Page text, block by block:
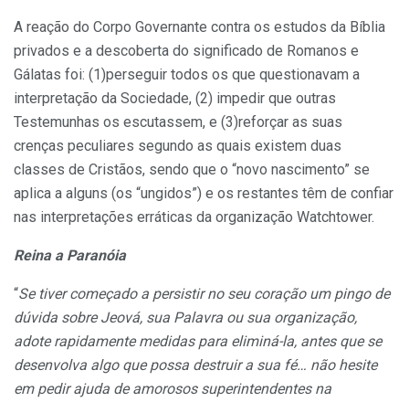
A reação do Corpo Governante contra os estudos da Bíblia
privados e a descoberta do significado de Romanos e
Gálatas foi: (1)perseguir todos os que questionavam a
interpretação da Sociedade, (2) impedir que outras
Testemunhas os escutassem, e (3)reforçar as suas
crenças peculiares segundo as quais existem duas
classes de Cristãos, sendo que o “novo nascimento” se
aplica a alguns (os “ungidos”) e os restantes têm de confiar
nas interpretações erráticas da organização Watchtower.
Reina a Paranóia
“Se tiver começado a persistir no seu coração um pingo de
dúvida sobre Jeová, sua Palavra ou sua organização,
adote rapidamente medidas para eliminá-la, antes que se
desenvolva algo que possa destruir a sua fé… não hesite
em pedir ajuda de amorosos superintendentes na